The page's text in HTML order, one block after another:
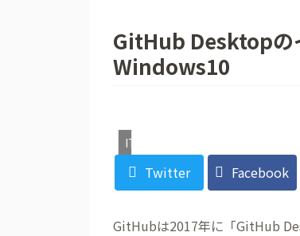
GitHub Desktopの
Windows10
IT・デジタル
Twitter Facebook
GitHubは2017年に「GitHub